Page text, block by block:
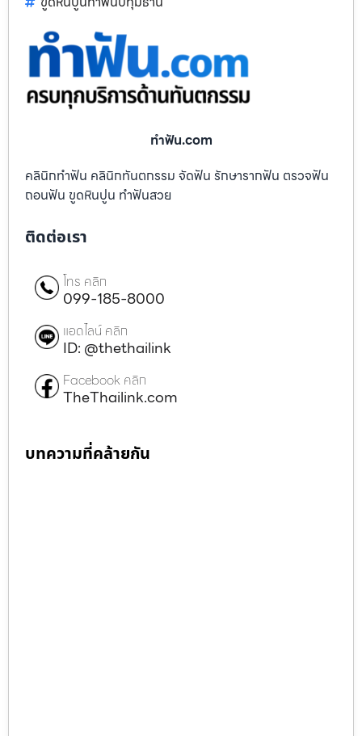
ทําฟัน.com
คลินิกทำฟัน คลินิกทันตกรรม จัดฟัน รักษารากฟัน ตรวจฟัน
ถอนฟัน ขูดหินปูน ทำฟันสวย
ติดต่อเรา
โทร คลิก
099-185-8000
แอดไลน์ คลิก
ID: @thethailink
Facebook คลิก
TheThailink.com
บทความที่คล้ายกัน